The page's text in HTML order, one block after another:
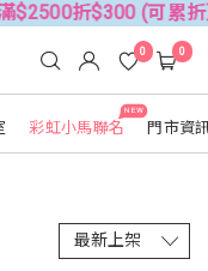
折$300 (可累折）
NEW
彩虹小馬聯名 門市資
0 0